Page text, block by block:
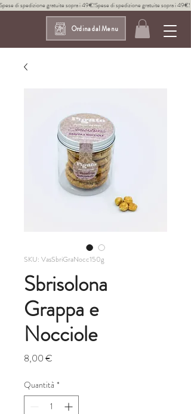
Spese di spedizione gratuite sopra i 49€!
Ordina dal Menu
SKU: VasSbriGraNocc150g
Sbrisolona
Grappa e
Nocciole
8,00 €
Quantità *